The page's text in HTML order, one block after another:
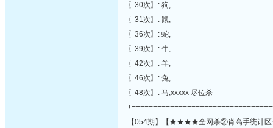
〖30次〗: 狗,
〖31次〗: 鼠,
〖36次〗: 蛇,
〖39次〗: 牛,
〖42次〗: 羊,
〖46次〗: 兔,
〖48次〗: 马,xxxxx 尽位杀
【054期】【★★★★全网杀②肖高手统计